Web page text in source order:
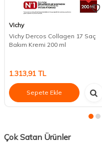
Vichy
Vichy Dercos Collagen 17 Saç
Bakım Kremi 200 ml
1.313,91 TL
Sepete Ekle
Çok Satan Ürünler